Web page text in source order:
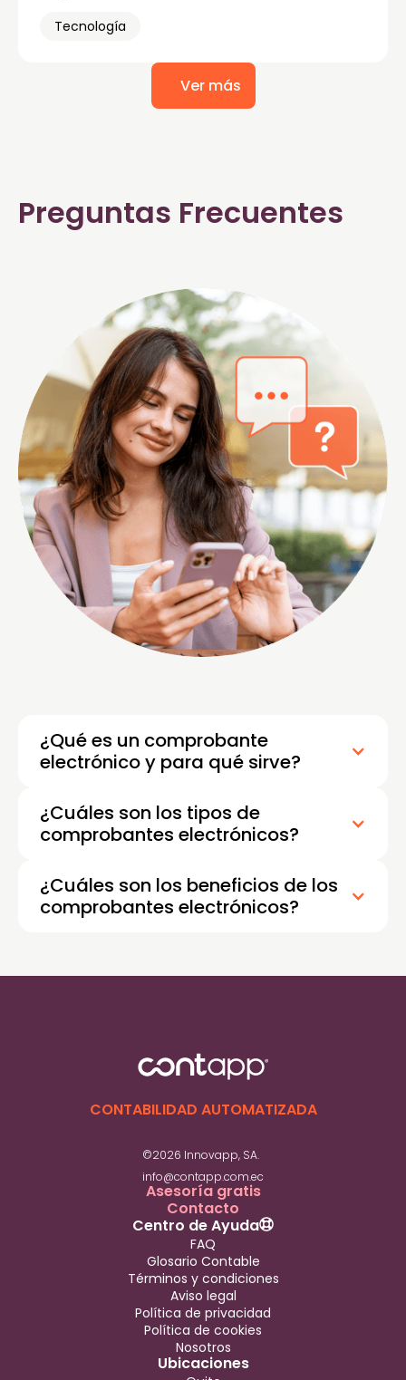
Tecnología
Ver más
Preguntas Frecuentes
¿Qué es un comprobante
electrónico y para qué sirve?
¿Cuáles son los tipos de
comprobantes electrónicos?
¿Cuáles son los beneficios de los
comprobantes electrónicos?
CONTABILIDAD AUTOMATIZADA
©2026 Innovapp, SA.
info@contapp.com.ec
Asesoría gratis
Contacto
Ubicaciones
Centro de Ayuda
FAQ
Glosario Contable
Términos y condiciones
Aviso legal
Política de privacidad
Política de cookies
Nosotros